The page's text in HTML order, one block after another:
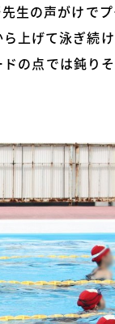
生の声がけで
上げて泳ぎ続
の点では鈍り